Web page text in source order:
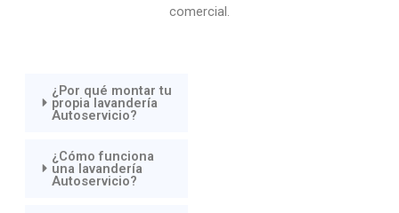
comercial.
¿Por qué montar tu
propia lavandería
Autoservicio?
¿Cómo funciona
una lavandería
Autoservicio?